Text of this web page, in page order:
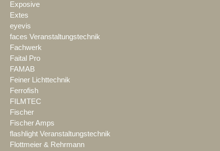
Exposive
Extes
eyevis
faces Veranstaltungstechnik
Fachwerk
Faital Pro
FAMAB
Feiner Lichttechnik
Ferrofish
FILMTEC
Fischer
Fischer Amps
flashlight Veranstaltungstechnik
Flottmeier & Rehrmann